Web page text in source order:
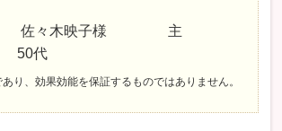
々木映子様 主
代
り、効果効能を保証するものではありません。